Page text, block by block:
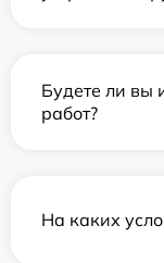
Будете ли вы
работ?
На каких